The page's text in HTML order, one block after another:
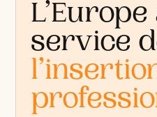
L’Europe
service